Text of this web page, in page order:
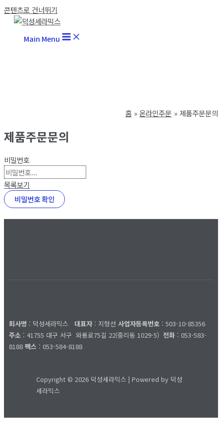
콘텐츠로 건너뛰기
Main Menu
홈 온라인주문 제품주문문의
제품주문문의
비밀번호
목록보기
비밀번호 확인
회사명 : 덕성세라믹스 대표자: 지형선 사업자등록번호 : 503-10-85356
주소 : 41755 대구 서구 와룡로75길 22(중리동 1029-5) 전화 : 053-583-
8188 팩스 : 053-584-8188
Copyright © 2026 덕성세라믹스 | Powered by 덕성
세라믹스